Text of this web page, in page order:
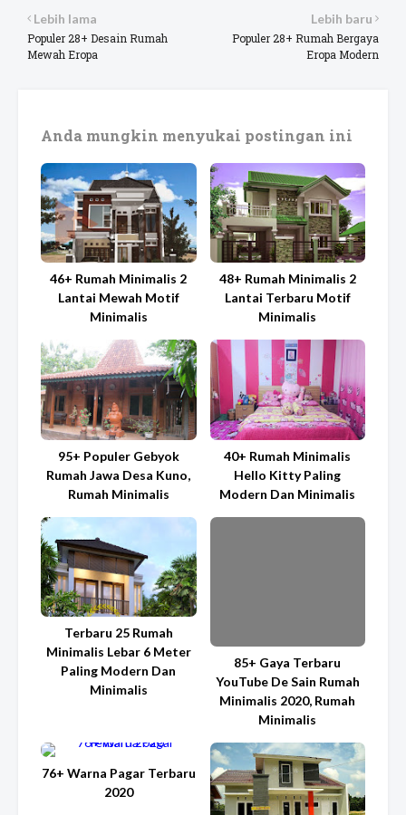
Lebih baru
Populer 28+ Rumah Bergaya
Eropa Modern
Lebih lama
Populer 28+ Desain Rumah
Mewah Eropa
Anda mungkin menyukai postingan ini
46+ Rumah Minimalis 2
Lantai Mewah Motif
Minimalis
48+ Rumah Minimalis 2
Lantai Terbaru Motif
Minimalis
95+ Populer Gebyok
Rumah Jawa Desa Kuno,
Rumah Minimalis
40+ Rumah Minimalis
Hello Kitty Paling
Modern Dan Minimalis
Terbaru 25 Rumah
Minimalis Lebar 6 Meter
Paling Modern Dan
Minimalis
85+ Gaya Terbaru
YouTube De Sain Rumah
Minimalis 2020, Rumah
Minimalis
76+ Warna Pagar Terbaru
2020